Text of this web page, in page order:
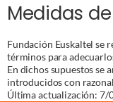
Medidas
Fundación Euskaltel se
términos para
En dichos supuestos se
introducidos con
Última actualización: 7/